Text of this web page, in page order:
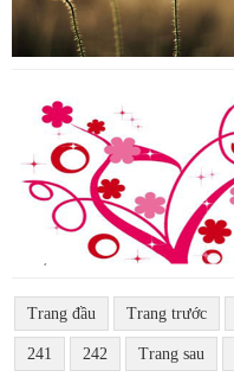
Trang đầu Trang trước
241 242 Trang sau